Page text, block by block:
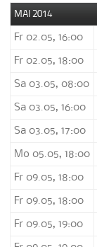
MAI 2014
Fr 02.05, 16:00
Fr 02.05, 18:00
Sa 03.05, 08:00
Sa 03.05, 16:00
Sa 03.05, 17:00
Mo 05.05, 18:00
Fr 09.05, 18:00
Fr 09.05, 18:00
Fr 09.05, 19:00